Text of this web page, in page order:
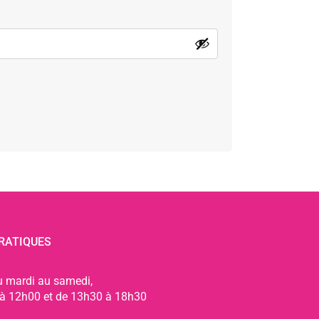
mardi au samedi,
12h00 et de 13h30 à 18h30